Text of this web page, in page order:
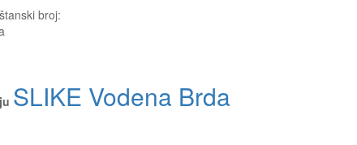
broj:
SLIKE Vodena Brda